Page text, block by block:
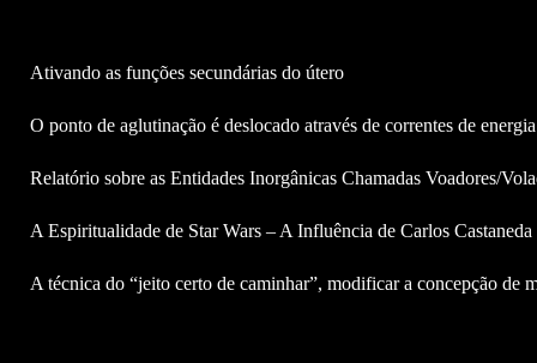
Ativando as funções secundárias do útero
O ponto de aglutinação é deslocado através de correntes de energia
Relatório sobre as Entidades Inorgânicas Chamadas Voadores/
A Espiritualidade de Star Wars – A Influência de Carlos
A técnica do “jeito certo de caminhar”, modificar a concepção de